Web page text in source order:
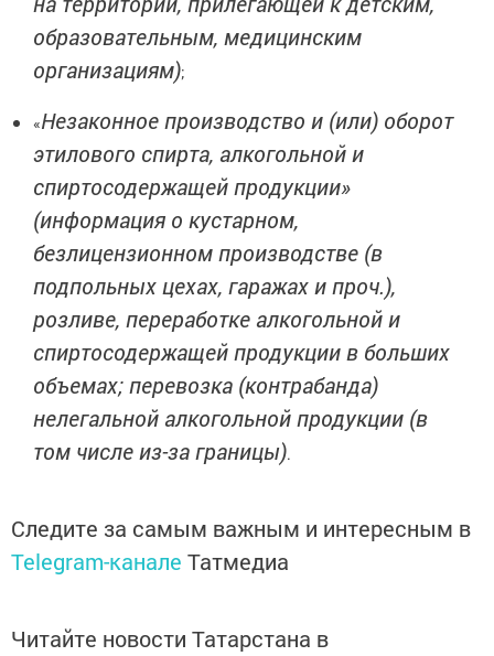
образовательным, медицинским
организациям);
«Незаконное производство и (или) оборот
этилового спирта, алкогольной и
спиртосодержащей продукции»
(информация о кустарном,
безлицензионном производстве (в
подпольных цехах, гаражах и проч.),
розливе, переработке алкогольной и
спиртосодержащей продукции в больших
объемах; перевозка (контрабанда)
нелегальной алкогольной продукции (в
том числе из-за границы).
Следите за самым важным и интересным в
Telegram-канале Татмедиа
Читайте новости Татарстана в